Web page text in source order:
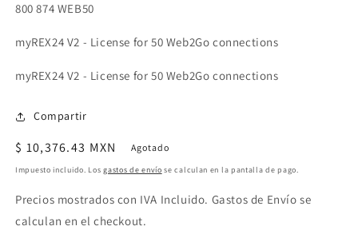
800 874 WEB50
myREX24 V2 - License for 50 Web2Go connections
myREX24 V2 - License for 50 Web2Go connections
Compartir
Precio
habitual
$ 10,376.43 MXN Agotado
Impuesto incluido. Losgastos de envío se calculan en la pantalla de pago.
Precios mostrados con IVA Incluido. Gastos de Envío se
calculan en el checkout.